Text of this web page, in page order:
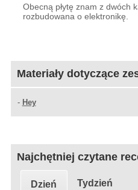
Obecną płytę znam z dwóch
rozbudowana o elektronikę.
Materiały dotyczące
- Hey
Najchętniej czytane
Dzień Tydzień